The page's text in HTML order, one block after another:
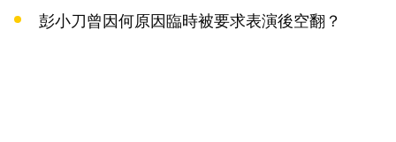
彭小刀曾因何原因臨時被要求表演後空翻？